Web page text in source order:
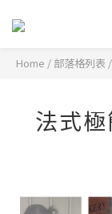
Home / 部落格列表 /
法式